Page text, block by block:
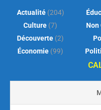
Actualité(204)
Culture (7)
Découverte (2)
Économie (99)
Non